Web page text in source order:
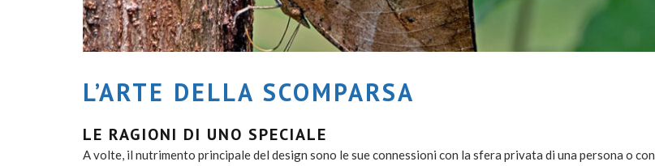
L’ARTE DELLA SCOMPARSA
LE RAGIONI DI UNO SPECIALE
A volte, il nutrimento principale del design sono le sue connessioni con la sfera privata di una persona o con